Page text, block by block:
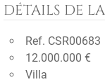
DÉTAILS DE
Ref. CSR00683
12.000.000 €
Villa